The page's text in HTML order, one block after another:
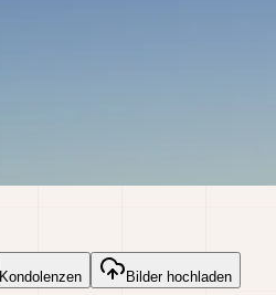
Kondolenzen Bilder hochladen